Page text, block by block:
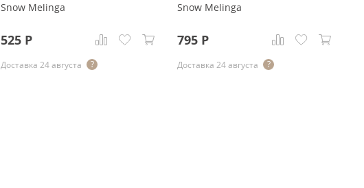
Snow Melinga
525 Р
Доставка 24 августа
Snow Melinga
795 Р
Доставка 24 августа